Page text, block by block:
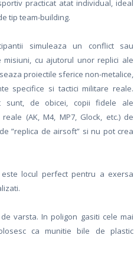
practicat atat individual, ideal
tip team-building.
simuleaza un conflict sau
misiuni, cu ajutorul unor replici ale
proiectile sferice non-metalice,
specifice si tactici militare reale.
sunt, de obicei, copii fidele ale
(AK, M4, MP7, Glock, etc.) de
”replica de airsoft” si nu pot crea
este locul perfect pentru a exersa
varsta. In poligon gasiti cele mai
ca munitie bile de plastic